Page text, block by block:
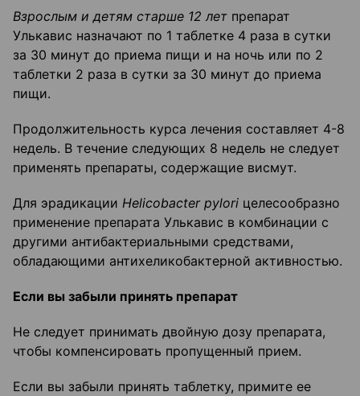
Взрослым и детям старше 12 лет препарат
Улькавис назначают по 1 таблетке 4 раза в сутки
за 30 минут до приема пищи и на ночь или по 2
таблетки 2 раза в сутки за 30 минут до приема
пищи.
Продолжительность курса лечения составляет 4-8
недель. В течение следующих 8 недель не следует
применять препараты, содержащие висмут.
Для эрадикации Helicobacter pylori целесообразно
применение препарата Улькавис в комбинации с
другими антибактериальными средствами,
обладающими антихеликобактерной активностью.
Если вы забыли принять препарат
Не следует принимать двойную дозу препарата,
чтобы компенсировать пропущенный прием.
Если вы забыли принять таблетку, примите ее